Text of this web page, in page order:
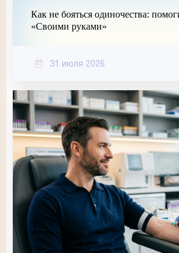
Как не бояться одиночества:
«Своими руками»
31 июля 2026